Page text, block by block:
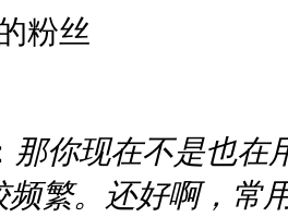
粉丝
那你现在不是也在
频繁。还好啊，常